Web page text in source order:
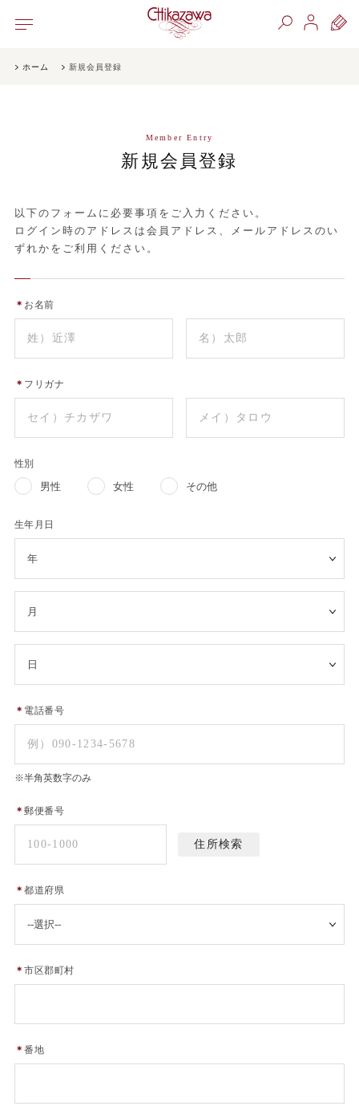
ホーム 新規会員登録
Member Entry
新規会員登録
以下のフォームに必要事項をご入力ください。
ログイン時のアドレスは会員アドレス、メールアドレスのい
ずれかをご利用ください。
＊ お名前
＊ フリガナ
性別
男性 女性 その他
生年月日
＊ 電話番号
※半角英数字のみ
＊郵便番号
＊都道府県
＊市区郡町村
＊番地